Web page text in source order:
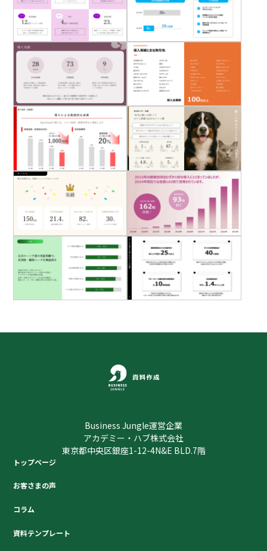
Business Jungle運営企業
アカデミー・ハブ株式会社
東京都中央区銀座1-12-4N&E BLD.7階
トップページ
お客さまの声
コラム
資料テンプレート